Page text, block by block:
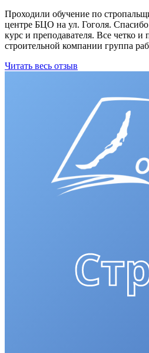
Проходили обучение по
центре БЦО на ул. Гоголя.
курс и преподавателя. Все четко и
строительной компании группа
Читать весь отзыв